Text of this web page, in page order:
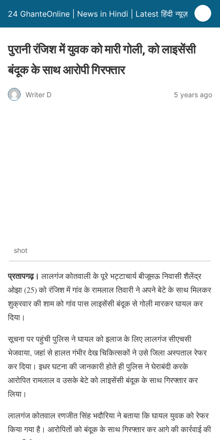
24 GhanteOnline | News in Hindi | Latest हिंदी न्यूज़
पुरानी रंजिश में युवक को मारी गोली, को लाइसेंसी
बंदूक के साथ आरोपी गिरफ्तार
Writer D 5 years ago
shot
प्रतापगढ़। लालगंज कोतवाली के पूरे भट्टाचार्य बीजूमऊ निवासी शैलेंद्र
ओझा (25) को रंजिश में गांव के रामलाल तिवारी ने अपने बेटे के साथ मिलकर
शुक्रवार की शाम को गांव पास लाइसेंसी बंदूक से गोली मारकर घायल कर
दिया।
सूचना पर पहुंची पुलिस ने घायल को इलाज के लिए लालगंज सीएचसी
भेजवाया, जहां से हालत गंभीर देख चिकित्सकों ने उसे जिला अस्पताल रेफर
कर दिया। इधर घटना की जानकारी होते ही पुलिस ने घेराबंदी करके
आरोपित रामलाल व उसके बेटे को लाइसेंसी बंदूक के साथ गिरफ्तार कर
लिया।
लालगंज कोतवाल रणजीत सिंह भदौरिया ने बताया कि घायल युवक को रेफर
किया गया है। आरोपितों को बंदूक के साथ गिरफ्तार कर आगे की कार्रवाई की